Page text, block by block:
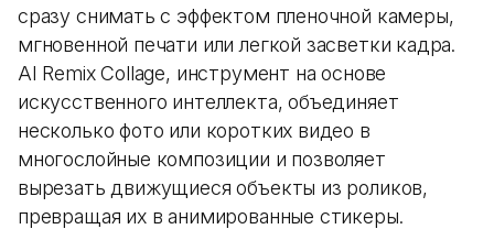
сразу снимать с эффектом пленочной камеры,
мгновенной печати или легкой засветки кадра.
AI Remix Collage, инструмент на основе
искусственного интеллекта, объединяет
несколько фото или коротких видео в
многослойные композиции и позволяет
вырезать движущиеся объекты из роликов,
превращая их в анимированные стикеры.